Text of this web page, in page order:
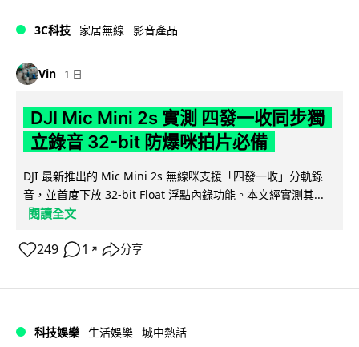
3C科技 家居無線 影音產品
Vin 1 日
DJI Mic Mini 2s 實測 四發一收同步獨
立錄音 32-bit 防爆咪拍片必備
DJI 最新推出的 Mic Mini 2s 無線咪支援「四發一收」分軌錄
音，並首度下放 32-bit Float 浮點內錄功能。本文經實測其...
閱讀全文
249 1 ↗ 分享
科技娛樂 生活娛樂 城中熱話